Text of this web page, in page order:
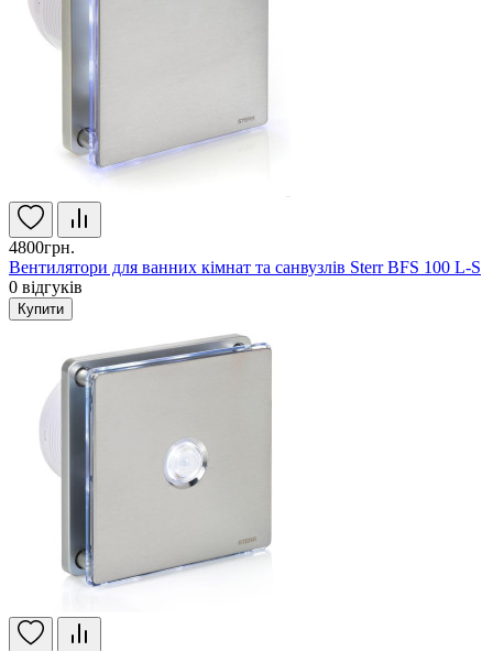
4800грн.
Вентилятори для ванних кімнат та санвузлів Sterr BFS 100 L-S
0 відгуків
Купити